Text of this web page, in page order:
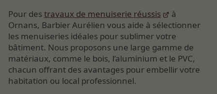
Pour des travaux de menuiserie réussis
à
Ornans, Barbier Aurélien vous aide à sélectionner
les menuiseries idéales pour sublimer votre
bâtiment. Nous proposons une large gamme de
matériaux, comme le bois, l’aluminium et le PVC,
chacun offrant des avantages pour embellir votre
habitation ou local professionnel.